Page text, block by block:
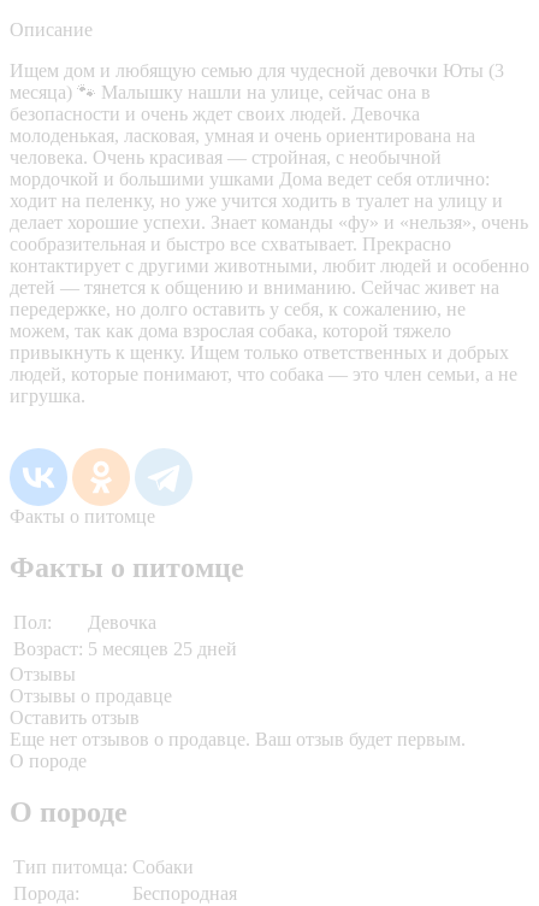
Описание
Ищем дом и любящую семью для чудесной девочки Юты (3
месяца) 🐾 Малышку нашли на улице, сейчас она в
безопасности и очень ждет своих людей. Девочка
молоденькая, ласковая, умная и очень ориентирована на
человека. Очень красивая — стройная, с необычной
мордочкой и большими ушками Дома ведет себя отлично:
ходит на пеленку, но уже учится ходить в туалет на улицу и
делает хорошие успехи. Знает команды «фу» и «нельзя», очень
сообразительная и быстро все схватывает. Прекрасно
контактирует с другими животными, любит людей и особенно
детей — тянется к общению и вниманию. Сейчас живет на
передержке, но долго оставить у себя, к сожалению, не
можем, так как дома взрослая собака, которой тяжело
привыкнуть к щенку. Ищем только ответственных и добрых
людей, которые понимают, что собака — это член семьи, а не
игрушка.
Факты о питомце
Факты о питомце
Пол:
Девочка
Возраст: 5 месяцев 25 дней
Отзывы
Отзывы о продавце
Оставить отзыв
Еще нет отзывов о продавце. Ваш отзыв будет первым.
О породе
О породе
Тип питомца: Собаки
Порода:
Беспородная